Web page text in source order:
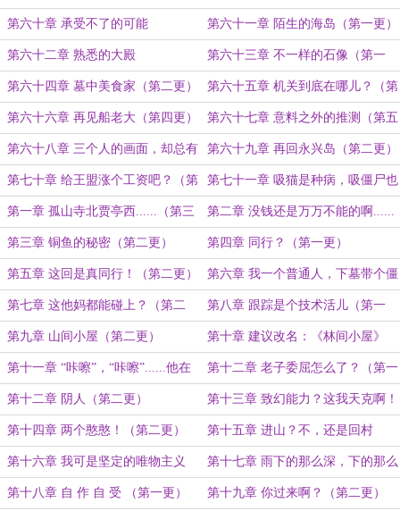
（第二更） 更）
第六十章 承受不了的可能 第六十一章 陌生的海岛（第一更）
第六十二章 熟悉的大殿 第六十三章 不一样的石像（第一
更）
第六十四章 墓中美食家（第二更） 第六十五章 机关到底在哪儿？（第
三更）
第六十六章 再见船老大（第四更） 第六十七章 意料之外的推测（第五
更！）
第六十八章 三个人的画面，却总有
人格格不入......（第一更）
第六十九章 再回永兴岛（第二更）
第七十章 给王盟涨个工资吧？（第
一更）
第七十一章 吸猫是种病，吸僵尸也
是（第二更）
第一章 孤山寺北贾亭西......（第三
更）
第二章 没钱还是万万不能的啊......
（第一更）
第三章 铜鱼的秘密（第二更） 第四章 同行？（第一更）
第五章 这回是真同行！（第二更） 第六章 我一个普通人，下墓带个僵
尸不是很合理咩？（第一更）
第七章 这他妈都能碰上？（第二
更）
第八章 跟踪是个技术活儿（第一
更）
第九章 山间小屋（第二更） 第十章 建议改名：《林间小屋》
（第一更）
第十一章 “咔嚓”，“咔嚓”......他在
干什么？（第二更）
第十二章 老子委屈怎么了？（第一
更）
第十二章 阴人（第二更） 第十三章 致幻能力？这我天克啊！
（第一更）
第十四章 两个憨憨！（第二更） 第十五章 进山？不，还是回村
吧......
第十六章 我可是坚定的唯物主义
者！
第十七章 雨下的那么深，下的那么
认真
第十八章 自 作 自 受 （第一更） 第十九章 你过来啊？（第二更）